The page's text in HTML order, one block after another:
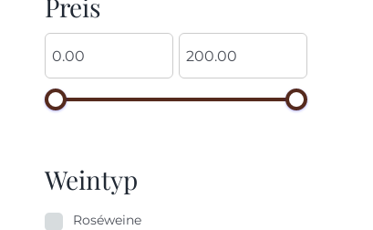
Preis
Weintyp
Roséweine